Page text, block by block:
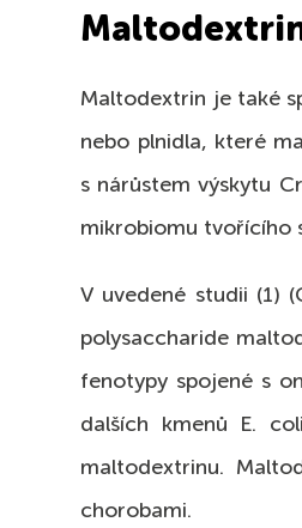
Maltodextrin je také
nebo plnidla, které
s nárůstem výskytu
mikrobiomu tvořícího
V uvedené studii (1)
polysaccharide
fenotypy spojené s
dalších kmenů E.
maltodextrinu.
chorobami.